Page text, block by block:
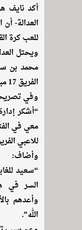
أكد نايف
العدالة-
للعب كرة
الفريق 17 مباراة.
وفي
“أشكر
معي في
للاعبي
وأضاف:
“سعيد
السر في
وأعدهم
الله”.